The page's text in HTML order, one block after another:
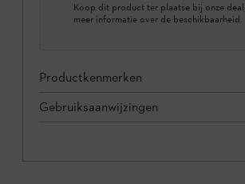
Koop dit product ter plaatse bij onze
meer informatie over de beschikbaarheid.
Productkenmerken
Gebruiksaanwijzingen